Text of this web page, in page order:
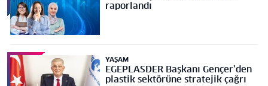
raporlandı
YAŞAM
EGEPLASDER Başkanı Gençer’den
plastik sektörüne stratejik çağrı